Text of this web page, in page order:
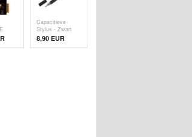
Capacitieve
Stylus - Zwart
8,90 EUR